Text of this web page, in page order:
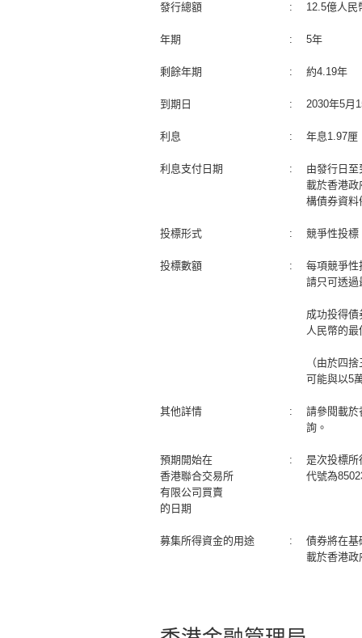
發行總額 : 12.5億人民
年期 : 5年
剩餘年期 : 約4.19年
到期日 : 2030年5月
利息 : 年息1.97厘
利息支付日期 :
由發行日
載於香港政
構債券資料
投標形式 : 競爭性投標
投標數額 :
每項競爭性
請只可透過
成功投得
人民幣的
（由於四
可能與以5
其他詳情 :
請參閱載於
詢。
預期開始在
香港聯合交易所
有限公司買賣
的日期
:
是次投標所
代號為
募集所得資金的用途 :
債券將在基
載於香港政